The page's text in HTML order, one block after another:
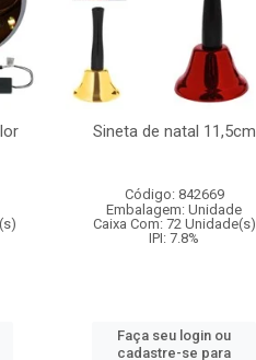
Sineta de natal 11,5cm
Código: 842669
Embalagem: Unidade
Caixa Com: 72 Unidade(s)
IPI: 7.8%
Faça seu login ou
cadastre-se para